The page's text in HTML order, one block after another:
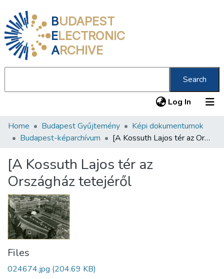
BUDAPEST
ELECTRONIC
ARCHIVE
Search
Log In (current)
Communities & Collections
Statistics
About us
Home Budapest Gyűjtemény
Képi dokumentumok
Budapest-képarchívum
[A Kossuth Lajos tér az Országház tetejéről
[A Kossuth Lajos tér az
Országház tetejéről
Files
024674.jpg (204.69 KB)